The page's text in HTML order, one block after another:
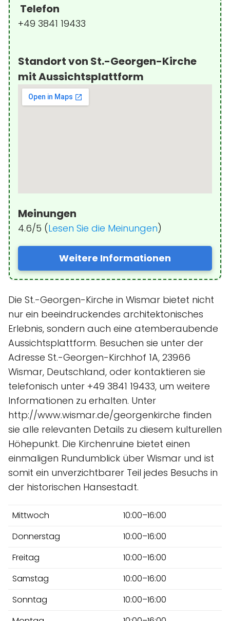
Telefon
+49 3841 19433
Standort von St.-Georgen-Kirche
mit Aussichtsplattform
Meinungen
4.6/5 (Lesen Sie die Meinungen)
Weitere Informationen
Die St.-Georgen-Kirche in Wismar bietet nicht
nur ein beeindruckendes architektonisches
Erlebnis, sondern auch eine atemberaubende
Aussichtsplattform. Besuchen sie unter der
Adresse St.-Georgen-Kirchhof 1A, 23966
Wismar, Deutschland, oder kontaktieren sie
telefonisch unter +49 3841 19433, um weitere
Informationen zu erhalten. Unter
http://www.wismar.de/georgenkirche finden
sie alle relevanten Details zu diesem kulturellen
Höhepunkt. Die Kirchenruine bietet einen
einmaligen Rundumblick über Wismar und ist
somit ein unverzichtbarer Teil jedes Besuchs in
der historischen Hansestadt.
Mittwoch
10:00–16:00
Donnerstag
10:00–16:00
Freitag
10:00–16:00
Samstag
10:00–16:00
Sonntag
10:00–16:00